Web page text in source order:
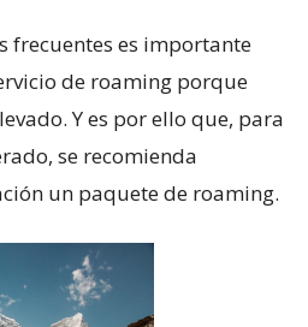
frecuentes es importante
de roaming porque
Y es por ello que, para
se recomienda
un paquete de roaming.